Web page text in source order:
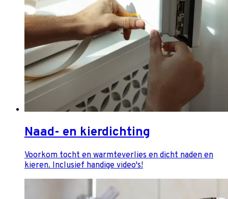
Naad- en kierdichting
Voorkom tocht en warmteverlies en dicht naden en
kieren. Inclusief handige video's!